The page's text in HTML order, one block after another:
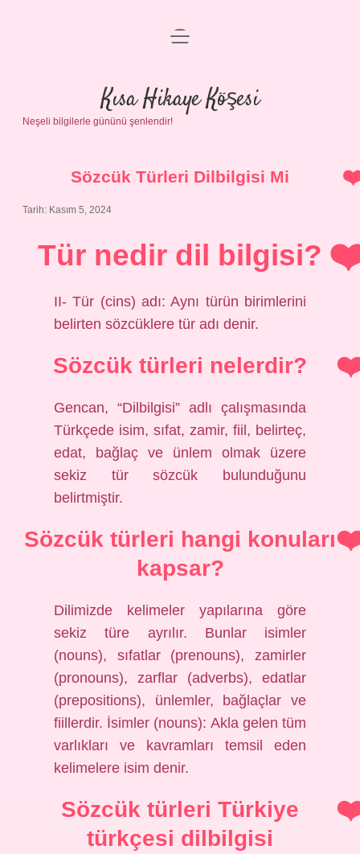
Anasayfa
Gizlilik Politikası
Yasal Uyarı
menüyü
Kısa Hikaye Köşesi
Neşeli bilgilerle gününü şenlendir!
Sözcük Türleri Dilbilgisi Mi
Tarih: Kasım 5, 2024
Tür nedir dil bilgisi?
II- Tür (cins) adı: Aynı türün birimlerini
belirten sözcüklere tür adı denir.
Sözcük türleri nelerdir?
Gencan, “Dilbilgisi” adlı çalışmasında
Türkçede isim, sıfat, zamir, fiil, belirteç,
edat, bağlaç ve ünlem olmak üzere
sekiz tür sözcük bulunduğunu
belirtmiştir.
Sözcük türleri hangi konuları
kapsar?
Dilimizde kelimeler yapılarına göre
sekiz türe ayrılır. Bunlar isimler
(nouns), sıfatlar (prenouns), zamirler
(pronouns), zarflar (adverbs), edatlar
(prepositions), ünlemler, bağlaçlar ve
fiillerdir. İsimler (nouns): Akla gelen tüm
varlıkları ve kavramları temsil eden
kelimelere isim denir.
Sözcük türleri Türkiye
türkçesi dilbilgisi